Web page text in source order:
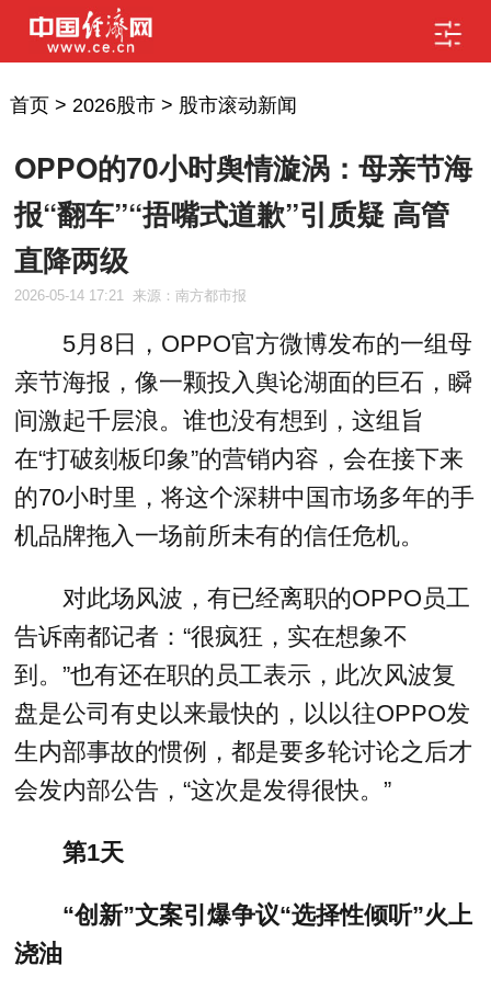
首页> 2026股市> 股市滚动新闻
OPPO的70小时舆情漩涡：母亲节海
报“翻车”“捂嘴式道歉”引质疑 高管
直降两级
2026-05-14 17:21 来源：南方都市报
5月8日，OPPO官方微博发布的一组母
亲节海报，像一颗投入舆论湖面的巨石，瞬
间激起千层浪。谁也没有想到，这组旨
在“打破刻板印象”的营销内容，会在接下来
的70小时里，将这个深耕中国市场多年的手
机品牌拖入一场前所未有的信任危机。
对此场风波，有已经离职的OPPO员工
告诉南都记者：“很疯狂，实在想象不
到。”也有还在职的员工表示，此次风波复
盘是公司有史以来最快的，以以往OPPO发
生内部事故的惯例，都是要多轮讨论之后才
会发内部公告，“这次是发得很快。”
第1天
“创新”文案引爆争议“选择性倾听”火上
浇油